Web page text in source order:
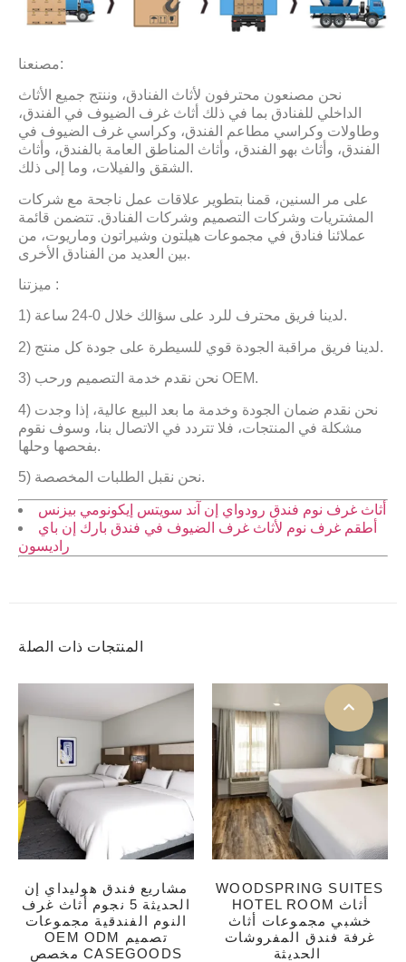
مصنعنا:
نحن مصنعون محترفون لأثاث الفنادق، وننتج جميع الأثاث
الداخلي للفنادق بما في ذلك أثاث غرف الضيوف في الفندق،
وطاولات وكراسي مطاعم الفندق، وكراسي غرف الضيوف في
الفندق، وأثاث بهو الفندق، وأثاث المناطق العامة بالفندق، وأثاث
الشقق والفيلات، وما إلى ذلك.
على مر السنين، قمنا بتطوير علاقات عمل ناجحة مع شركات
المشتريات وشركات التصميم وشركات الفنادق. تتضمن قائمة
عملائنا فنادق في مجموعات هيلتون وشيراتون وماريوت، من
بين العديد من الفنادق الأخرى.
ميزتنا​ :
1) لدينا فريق محترف للرد على سؤالك خلال 0-24 ساعة.
2) لدينا فريق مراقبة الجودة قوي للسيطرة على جودة كل منتج.
3) نحن نقدم خدمة التصميم ورحب OEM.
4) نحن نقدم ضمان الجودة وخدمة ما بعد البيع عالية، إذا وجدت
مشكلة في المنتجات، فلا تتردد في الاتصال بنا، وسوف نقوم
بفحصها وحلها.
5) نحن نقبل الطلبات المخصصة.
أثاث غرف نوم فندق رودواي إن آند سويتس إيكونومي بيزنس
أطقم غرف نوم لأثاث غرف الضيوف في فندق بارك إن باي
راديسون
المنتجات ذات الصلة
مشاريع فندق هوليداي إن
الحديثة 5 نجوم أثاث غرف
النوم الفندقية مجموعات
OEM ODM تصميم
مخصص CASEGOODS
WOODSPRING SUITES
HOTEL ROOM أثاث
خشبي مجموعات أثاث
غرفة فندق المفروشات